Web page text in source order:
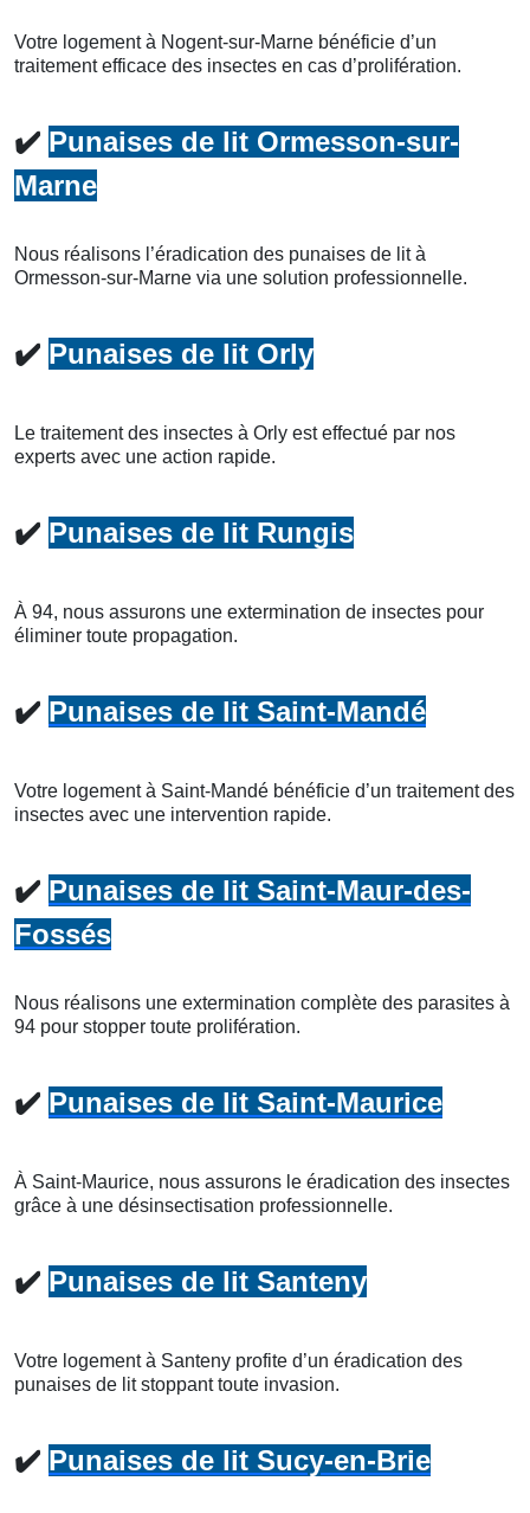
Votre logement à Nogent-sur-Marne bénéficie d’un
traitement efficace des insectes en cas d’prolifération.
✔️ Punaises de lit Ormesson-sur-
Marne
Nous réalisons l’éradication des punaises de lit à
Ormesson-sur-Marne via une solution professionnelle.
✔️ Punaises de lit Orly
Le traitement des insectes à Orly est effectué par nos
experts avec une action rapide.
✔️ Punaises de lit Rungis
À 94, nous assurons une extermination de insectes pour
éliminer toute propagation.
✔️ Punaises de lit Saint-Mandé
Votre logement à Saint-Mandé bénéficie d’un traitement des
insectes avec une intervention rapide.
✔️ Punaises de lit Saint-Maur-des-
Fossés
Nous réalisons une extermination complète des parasites à
94 pour stopper toute prolifération.
✔️ Punaises de lit Saint-Maurice
À Saint-Maurice, nous assurons le éradication des insectes
grâce à une désinsectisation professionnelle.
✔️ Punaises de lit Santeny
Votre logement à Santeny profite d’un éradication des
punaises de lit stoppant toute invasion.
✔️ Punaises de lit Sucy-en-Brie